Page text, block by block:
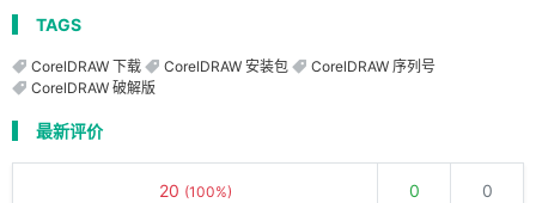
TAGS
CorelDRAW 下载 CorelDRAW 安装包
CorelDRAW 序列号
CorelDRAW 破解版
最新评价
20 (100%)
0 0